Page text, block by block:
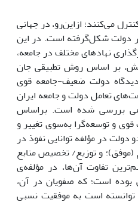
می‌کنند؛ ازاین‌رو، در جهانی
دولت شکل‌گرفته است. در این
نهادهای مختلف در جامعه،
بر اساس روش تطبیقی جان
دولت ضعیف-جامعه قوی
تعامل دولت و جامعه ایران
بررسی شده است. براساس
قوی و توسعه‌گرا به‌سوی تغییر و
در مؤلفه توانایی نفوذ در
(موفق)؛ و توزیع/ تخصیص منابع
تفاوت آن‌ها، در مؤلفه‌ی
بوده است؛ که صفویان در آن،
توانسته است به موفقیت نسبی